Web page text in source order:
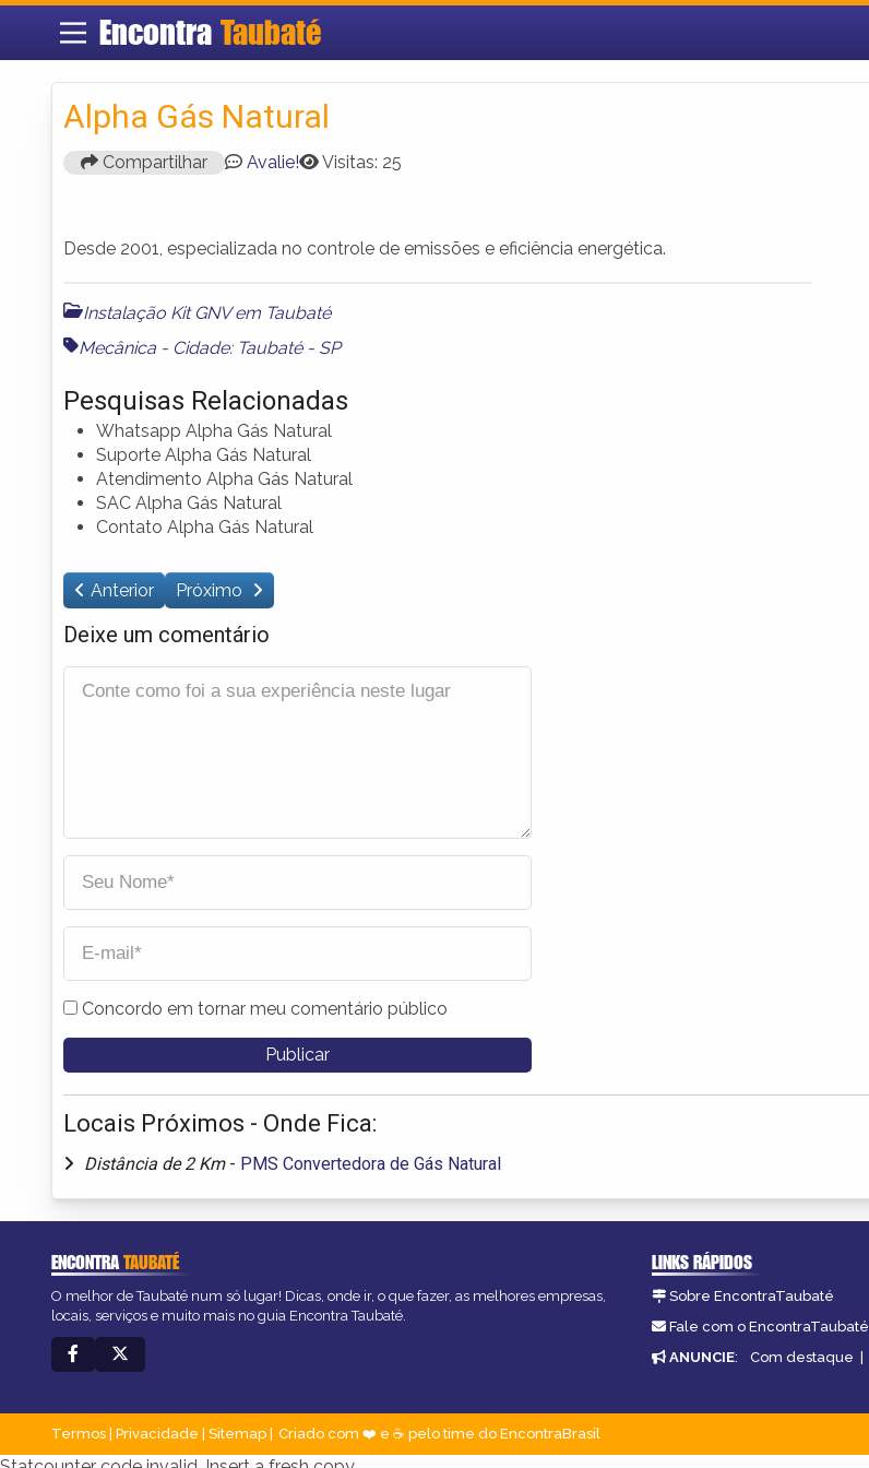
Encontra Taubaté
Alpha Gás Natural
Compartilhar Avalie! Visitas: 25
Desde 2001, especializada no controle de emissões e eficiência energética.
Instalação Kit GNV em Taubaté
Mecânica - Cidade: Taubaté - SP
Pesquisas Relacionadas
Whatsapp Alpha Gás Natural
Suporte Alpha Gás Natural
Atendimento Alpha Gás Natural
SAC Alpha Gás Natural
Contato Alpha Gás Natural
Anterior Próximo
Deixe um comentário
Concordo em tornar meu comentário público
Locais Próximos - Onde Fica:
Distância de 2 Km - PMS Convertedora de Gás Natural
ENCONTRATAUBATÉ
O melhor de Taubaté num só lugar! Dicas, onde ir, o que fazer, as melhores empresas,
locais, serviços e muito mais no guia Encontra Taubaté.
LINKS RÁPIDOS
Sobre EncontraTaubaté
Fale com o EncontraTaubaté
ANUNCIE: Com destaque |
Termos Privacidade Sitemap Criado com ❤️ e ☕ pelo time do EncontraBrasil